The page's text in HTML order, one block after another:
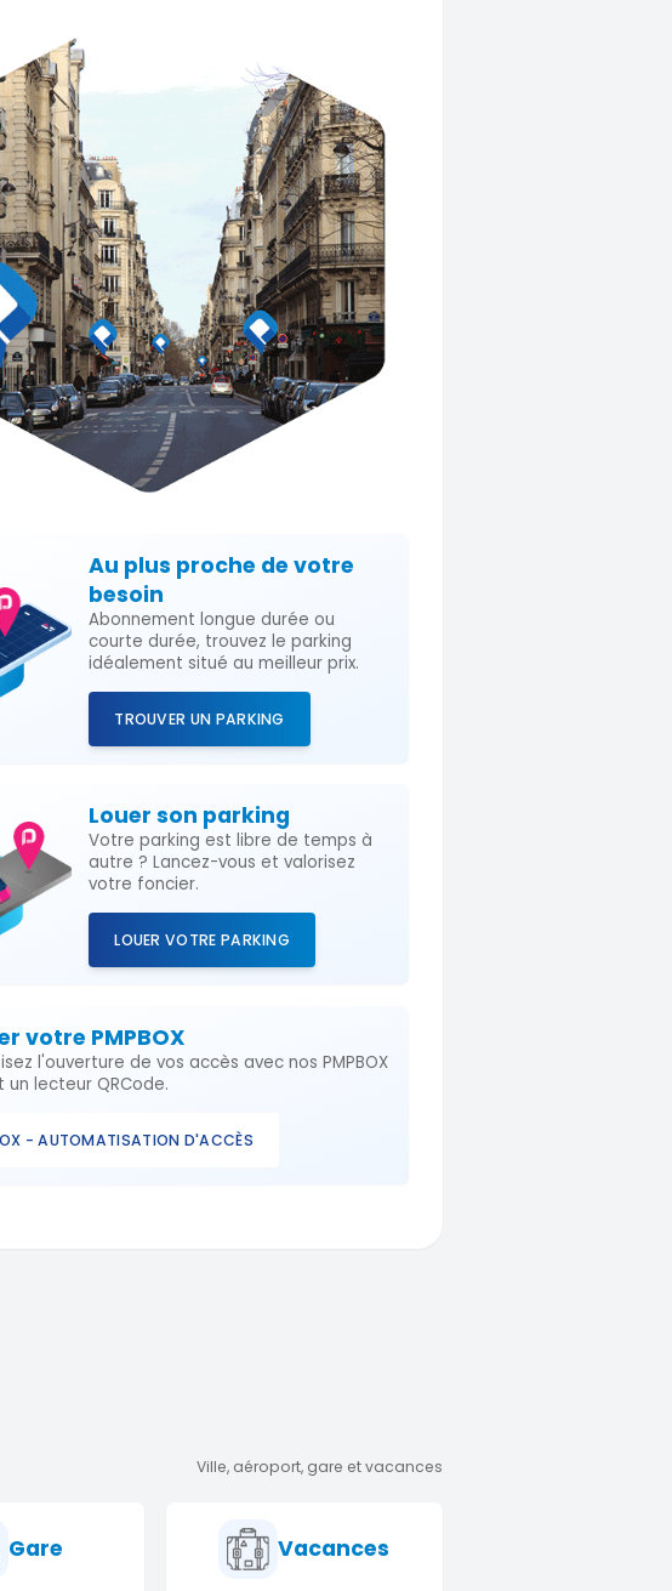
Au plus proche de votre
besoin
Abonnement longue durée ou
courte durée, trouvez le parking
idéalement situé au meilleur prix.
TROUVER UN PARKING
Louer son parking
Votre parking est libre de temps à
autre ? Lancez-vous et valorisez
votre foncier.
LOUER VOTRE PARKING
votre PMPBOX
l'ouverture de vos accès avec nos PMPBOX
un lecteur QRCode.
- AUTOMATISATION D'ACCÈS
Ville, aéroport, gare et vacances
Gare Vacances